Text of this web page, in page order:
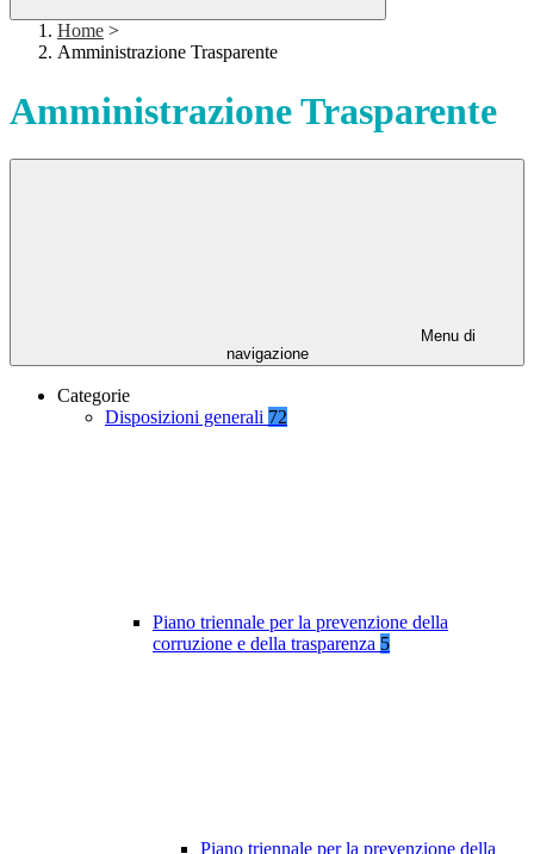
Home >
Amministrazione Trasparente
Amministrazione Trasparente
Menu di
navigazione
Categorie
Disposizioni generali 72
Piano triennale per la prevenzione della
corruzione e della trasparenza 5
Piano triennale per la prevenzione della